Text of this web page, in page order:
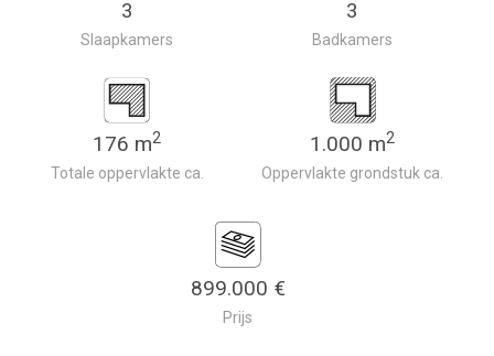
3
Slaapkamers
3
Badkamers
176 m2
Totale oppervlakte ca.
1.000 m2
Oppervlakte grondstuk ca.
899.000 €
Prijs